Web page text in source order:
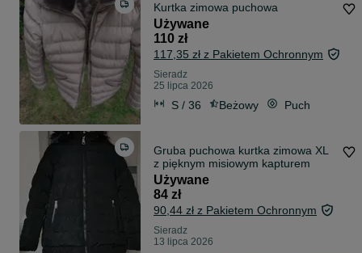
Kurtka zimowa puchowa
Używane
110 zł
117,35 zł z Pakietem Ochronnym
Sieradz
25 lipca 2026
S / 36 Beżowy Puch
Gruba puchowa kurtka zimowa XL
z pięknym misiowym kapturem
Używane
84 zł
90,44 zł z Pakietem Ochronnym
Sieradz
13 lipca 2026